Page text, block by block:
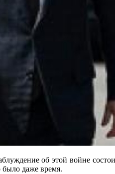
об этой войне
было даже время.